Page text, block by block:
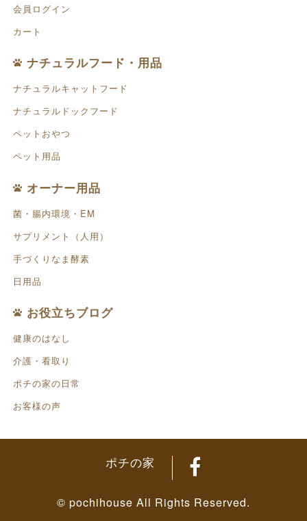
会員ログイン
カート
ナチュラルフード・用品
ナチュラルキャットフード
ナチュラルドックフード
ペットおやつ
ペット用品
オーナー用品
菌・腸内環境・EM
サプリメント（人用）
手づくりなま酵素
日用品
お役立ちブログ
健康のはなし
介護・看取り
ポチの家の日常
お客様の声
ポチの家
© pochihouse All Rights Reserved.